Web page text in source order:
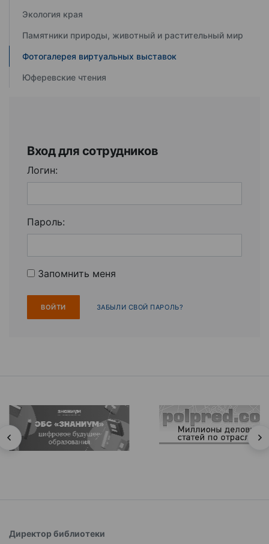
Экология края
Памятники природы, животный и растительный мир
Фотогалерея виртуальных выставок
Юферевские чтения
Вход для сотрудников
Логин:
Пароль:
Запомнить меня
ЗАБЫЛИ СВОЙ ПАРОЛЬ?
Директор библиотеки